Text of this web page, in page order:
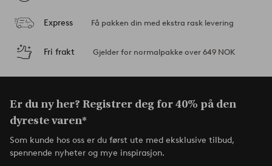
Express Få pakken din med ekstra rask levering
Fri frakt Gjelder for normalpakke over 649 NOK
Er du ny her? Registrer deg for 40% på den
dyreste varen*
Som kunde hos oss er du først ute med eksklusive tilbud,
spennende nyheter og mye inspirasjon.